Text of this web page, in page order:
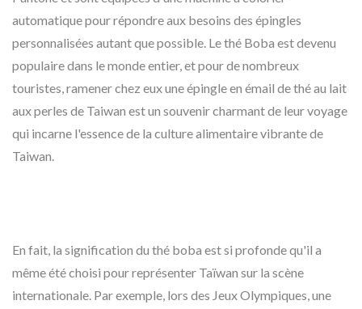
automatique pour répondre aux besoins des épingles
personnalisées autant que possible. Le thé Boba est devenu
populaire dans le monde entier, et pour de nombreux
touristes, ramener chez eux une épingle en émail de thé au lait
aux perles de Taiwan est un souvenir charmant de leur voyage
qui incarne l'essence de la culture alimentaire vibrante de
Taiwan.
En fait, la signification du thé boba est si profonde qu'il a
même été choisi pour représenter Taïwan sur la scène
internationale. Par exemple, lors des Jeux Olympiques, une